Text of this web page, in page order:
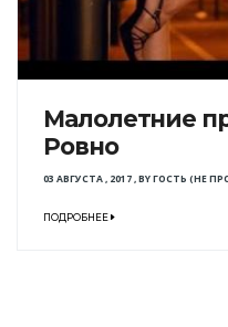
Малолетние
Ровно
03 АВГУСТА , 2017,BYГОСТЬ (НЕ
ПОДРОБНЕЕ